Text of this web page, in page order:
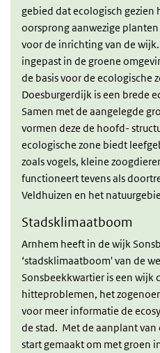
gebied dat ecologisch gezien
oorsprong aanwezige
voor de inrichting van de
ingepast in de groene
de basis voor de ecologische
Doesburgerdijk is een brede
Samen met de aangelegde
vormen deze de hoofd-
ecologische zone biedt
zoals vogels, kleine
functioneert tevens als
Veldhuizen en het
Stadsklimaatboom
Arnhem heeft in de wijk
‘stadsklimaatboom' van de
Sonsbeekkwartier is een wijk
hitteproblemen, het
voor meer informatie de
de stad. Met de aanplant
start gemaakt om met groen